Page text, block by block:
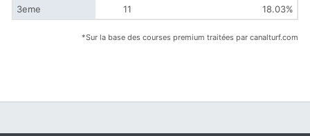
3eme
11 18.03%
*Sur la base des courses premium traitées par canalturf.com